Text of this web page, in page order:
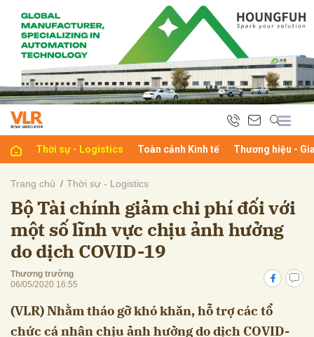
Thời sự - Logistics Toàn cảnh Kinh tế Thương hiệu -
Trang chủ Thời sự - Logistics
Bộ Tài chính giảm chi phí đối với
một số lĩnh vực chịu ảnh hưởng
do dịch COVID-19
Thương trường
06/05/2020 16:55
(VLR) Nhằm tháo gỡ khó khăn, hỗ trợ các tổ
chức cá nhân chịu ảnh hưởng do dịch COVID-
luận
Hủy